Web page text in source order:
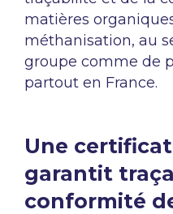
matières
méthanisation, au
groupe comme de
partout en France.
Une
garantit
conformité